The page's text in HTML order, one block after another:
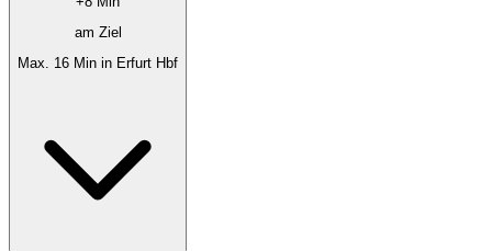
am Ziel
Max. 16 Min in Erfurt Hbf